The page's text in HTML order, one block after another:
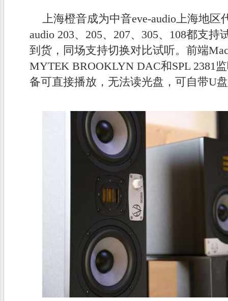
上海橙音成为中音eve-audio上海地区
audio 203、205、207、305、108都支
到货，同场支持切换对比试听。前端
MYTEK BROOKLYN DAC和SPL 2381
备可直接播放，无法读光盘，可自带U